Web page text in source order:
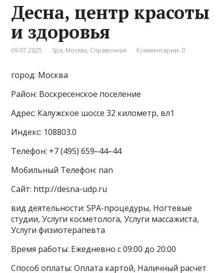
Десна, центр красоты
и здоровья
09.07.2025 Spa, Москва, Справочная Комментарии: 0
город: Москва
Район: Воскресенское поселение
Адрес: Калужское шоссе 32 километр, вл1
Индекс: 108803.0
Телефон: +7 (495) 659‒44‒44
Мобильный Телефон: nan
Сайт: http://desna-udp.ru
вид деятельности: SPA-процедуры, Ногтевые
студии, Услуги косметолога, Услуги массажиста,
Услуги физиотерапевта
Время работы: Ежедневно с 09:00 до 20:00
Способ оплаты: Оплата картой, Наличный расчёт